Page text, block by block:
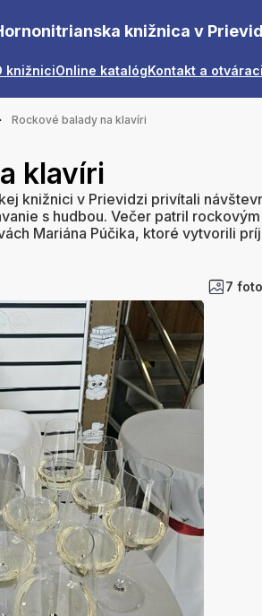
knižnica v
knižniciOnline katalógKontakt a
Rockové balady na klavíri
klavíri
knižnici v Prievidzi privítali
s hudbou. Večer patril rockovým
Mariána Púčika, ktoré vytvorili
7